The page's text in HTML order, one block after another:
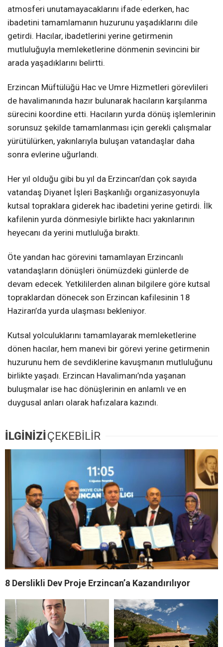
atmosferi unutamayacaklarını ifade ederken, hac
ibadetini tamamlamanın huzurunu yaşadıklarını dile
getirdi. Hacılar, ibadetlerini yerine getirmenin
mutluluğuyla memleketlerine dönmenin sevincini bir
arada yaşadıklarını belirtti.
Erzincan Müftülüğü Hac ve Umre Hizmetleri görevlileri
de havalimanında hazır bulunarak hacıların karşılanma
sürecini koordine etti. Hacıların yurda dönüş işlemlerinin
sorunsuz şekilde tamamlanması için gerekli çalışmalar
yürütülürken, yakınlarıyla buluşan vatandaşlar daha
sonra evlerine uğurlandı.
Her yıl olduğu gibi bu yıl da Erzincan’dan çok sayıda
vatandaş Diyanet İşleri Başkanlığı organizasyonuyla
kutsal topraklara giderek hac ibadetini yerine getirdi. İlk
kafilenin yurda dönmesiyle birlikte hacı yakınlarının
heyecanı da yerini mutluluğa bıraktı.
Öte yandan hac görevini tamamlayan Erzincanlı
vatandaşların dönüşleri önümüzdeki günlerde de
devam edecek. Yetkililerden alınan bilgilere göre kutsal
topraklardan dönecek son Erzincan kafilesinin 18
Haziran’da yurda ulaşması bekleniyor.
Kutsal yolculuklarını tamamlayarak memleketlerine
dönen hacılar, hem manevi bir görevi yerine getirmenin
huzurunu hem de sevdiklerine kavuşmanın mutluluğunu
birlikte yaşadı. Erzincan Havalimanı’nda yaşanan
buluşmalar ise hac dönüşlerinin en anlamlı ve en
duygusal anları olarak hafızalara kazındı.
İLGİNİZİÇEKEBİLİR
8 Derslikli Dev Proje Erzincan’a Kazandırılıyor